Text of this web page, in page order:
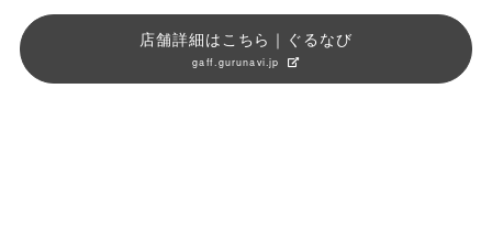
店舗詳細はこちら｜ぐるなび
gaff.gurunavi.jp